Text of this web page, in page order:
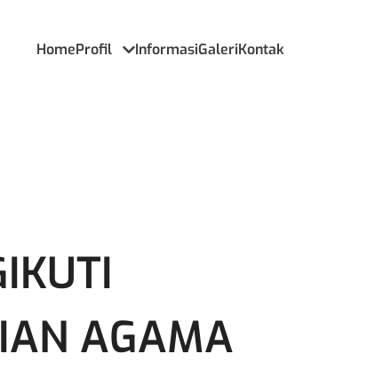
HomeProfil InformasiGaleriKontak
AGAMA